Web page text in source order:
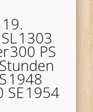
19.
1303
300 PS
1948
SE1954